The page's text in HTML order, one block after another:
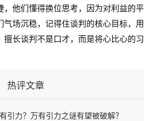
他们懂得换位思考，因为对利益的
场沉稳，记得住谈判的核心目标，
擅长谈判不是口才，而是将心比心的
热评文章
引力？万有引力之谜有望被破解？